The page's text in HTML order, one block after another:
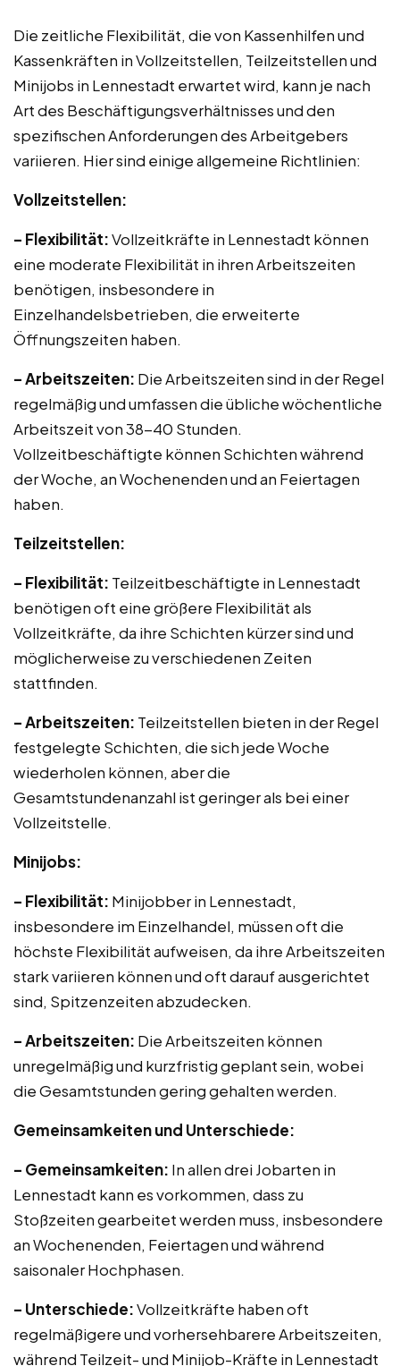
Die zeitliche Flexibilität, die von Kassenhilfen und
Kassenkräften in Vollzeitstellen, Teilzeitstellen und
Minijobs in Lennestadt erwartet wird, kann je nach
Art des Beschäftigungsverhältnisses und den
spezifischen Anforderungen des Arbeitgebers
variieren. Hier sind einige allgemeine Richtlinien:
Vollzeitstellen:
– Flexibilität:Vollzeitkräfte in Lennestadt können
eine moderate Flexibilität in ihren Arbeitszeiten
benötigen, insbesondere in
Einzelhandelsbetrieben, die erweiterte
Öffnungszeiten haben.
– Arbeitszeiten: Die Arbeitszeiten sind in der Regel
regelmäßig und umfassen die übliche wöchentliche
Arbeitszeit von 38-40 Stunden.
Vollzeitbeschäftigte können Schichten während
der Woche, an Wochenenden und an Feiertagen
haben.
Teilzeitstellen:
– Flexibilität: Teilzeitbeschäftigte in Lennestadt
benötigen oft eine größere Flexibilität als
Vollzeitkräfte, da ihre Schichten kürzer sind und
möglicherweise zu verschiedenen Zeiten
stattfinden.
– Arbeitszeiten: Teilzeitstellen bieten in der Regel
festgelegte Schichten, die sich jede Woche
wiederholen können, aber die
Gesamtstundenanzahl ist geringer als bei einer
Vollzeitstelle.
Minijobs:
– Flexibilität: Minijobber in Lennestadt,
insbesondere im Einzelhandel, müssen oft die
höchste Flexibilität aufweisen, da ihre Arbeitszeiten
stark variieren können und oft darauf ausgerichtet
sind, Spitzenzeiten abzudecken.
– Arbeitszeiten: Die Arbeitszeiten können
unregelmäßig und kurzfristig geplant sein, wobei
die Gesamtstunden gering gehalten werden.
Gemeinsamkeiten und Unterschiede:
– Gemeinsamkeiten: In allen drei Jobarten in
Lennestadt kann es vorkommen, dass zu
Stoßzeiten gearbeitet werden muss, insbesondere
an Wochenenden, Feiertagen und während
saisonaler Hochphasen.
– Unterschiede:Vollzeitkräfte haben oft
regelmäßigere und vorhersehbarere Arbeitszeiten,
während Teilzeit- und Minijob-Kräfte in Lennestadt